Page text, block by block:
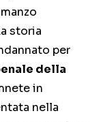
storia
per
della
in
nella